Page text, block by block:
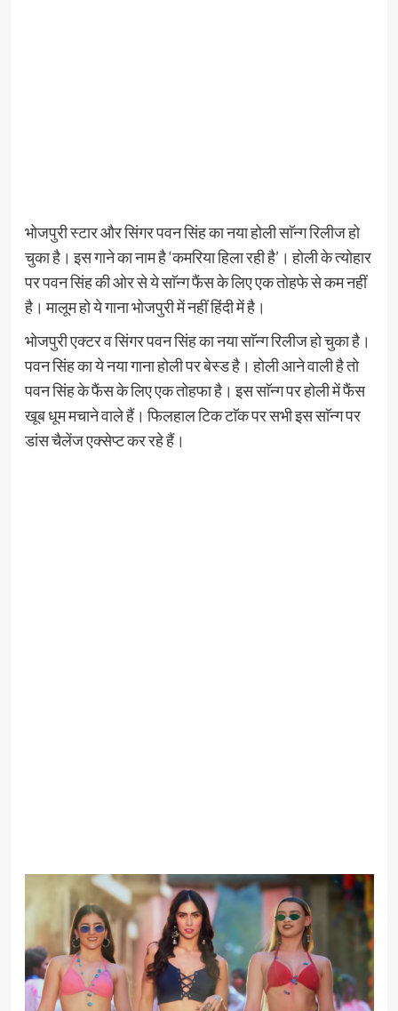
भोजपुरी स्टार और सिंगर पवन सिंह का नया होली साॅन्ग रिलीज हो
चुका है। इस गाने का नाम है ‘कमरिया हिला रही है’। होली के त्योहार
पर पवन सिंह की ओर से ये साॅन्ग फैंस के लिए एक तोहफे से कम नहीं
है। मालूम हो ये गाना भोजपुरी में नहीं हिंदी में है।
भोजपुरी एक्टर व सिंगर पवन सिंह का नया साॅन्ग रिलीज हो चुका है।
पवन सिंह का ये नया गाना होली पर बेस्ड है। होली आने वाली है तो
पवन सिंह के फैंस के लिए एक तोहफा है। इस साॅन्ग पर होली में फैंस
खूब धूम मचाने वाले हैं। फिलहाल टिक टाॅक पर सभी इस साॅन्ग पर
डांस चैलेंज एक्सेप्ट कर रहे हैं।